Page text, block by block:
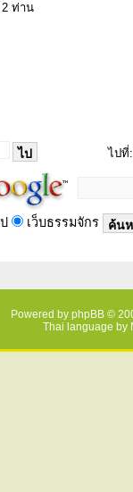
ท่าน
ไปที่:
เว็บธรรมจักร
Powered by phpBB ©
Thai language by